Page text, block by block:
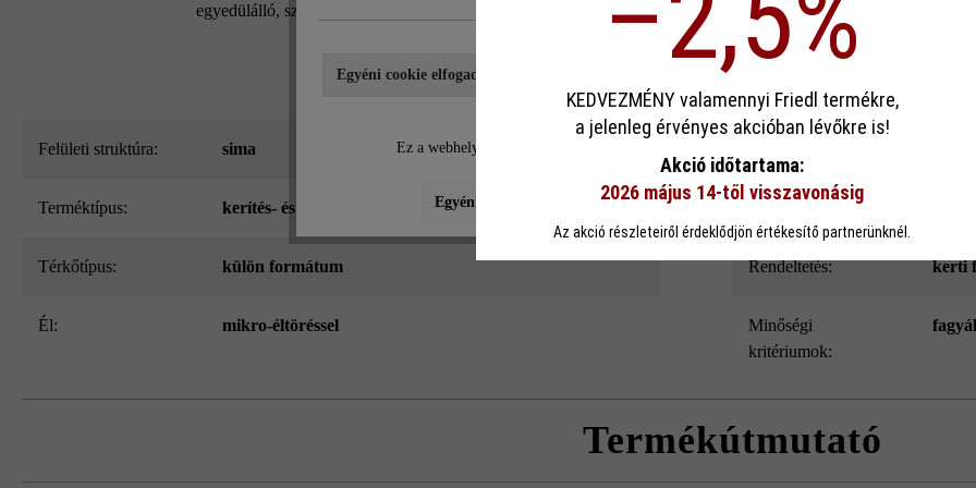
egyedülálló, szabadalmaztatott kőrendszernek köszönhető. Emellett a Modulus Pur kerítés- és falazókő speciális
és belső oldala.
Felületi struktúra: sima
Terméktípus: kerítés- és falazókő Felületkialakítás:
Térkőtípus: külön formátum Rendeltetés: kerti
él: mikro-éltöréssel
Minőségi
kritériumok:
Termékútmutató
Egyéni cookie elfogadása
Ez a webhely cookie-kat használ, hogy a lehető legjobb funkcionalitást kínálja Önnek...
Egyéni beállítások Csak funkcionális cookie elfogadása Minden cookie
KEDVEZMÉNY valamennyi Friedl termékre,
a jelenleg érvényes akcióban lévőkre is!
Akció időtartama:
2026 május 14-től visszavonásig
Az akció részleteiről érdeklődjön értékesítő partnerünknél.